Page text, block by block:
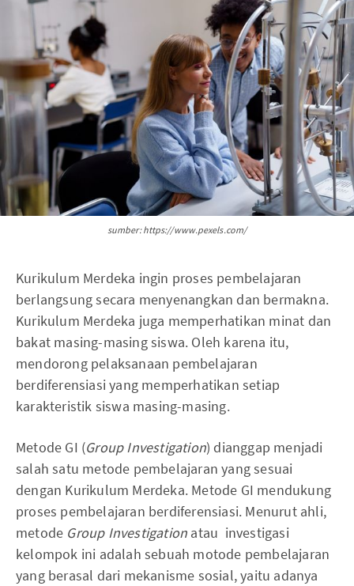
sumber: https://www.pexels.com/
Kurikulum Merdeka ingin proses pembelajaran
berlangsung secara menyenangkan dan bermakna.
Kurikulum Merdeka juga memperhatikan minat dan
bakat masing-masing siswa. Oleh karena itu,
mendorong pelaksanaan pembelajaran
berdiferensiasi yang memperhatikan setiap
karakteristik siswa masing-masing.
Metode GI (Group Investigation) dianggap menjadi
salah satu metode pembelajaran yang sesuai
dengan Kurikulum Merdeka. Metode GI mendukung
proses pembelajaran berdiferensiasi. Menurut ahli,
metode Group Investigation atau investigasi
kelompok ini adalah sebuah motode pembelajaran
yang berasal dari mekanisme sosial, yaitu adanya